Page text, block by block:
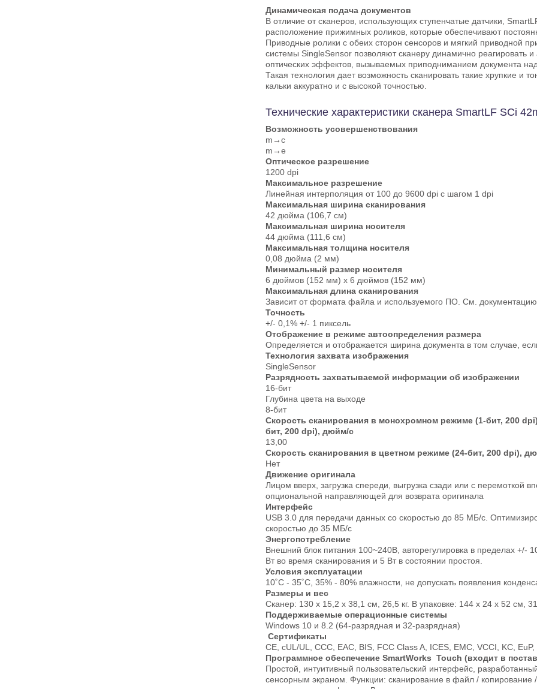
Динамическая подача документов
В отличие от сканеров, использующих ступенчатые датчики,
расположение прижимных роликов, которые обеспечивают
Приводные ролики с обеих сторон сенсоров и мягкий приводной
системы SingleSensor позволяют сканеру динамично реагировать
оптических эффектов, вызываемых приподниманием документа
Такая технология дает возможность сканировать такие хрупкие и
кальки аккуратно и с высокой точностью.
Технические характеристики сканера SmartLF SCi
Возможность усовершенствования
m→c
m→e
Оптическое разрешение
1200 dpi
Максимальное разрешение
Линейная интерполяция от 100 до 9600 dpi с шагом 1 dpi
Максимальная ширина сканирования
42 дюйма (106,7 см)
Максимальная ширина носителя
44 дюйма (111,6 см)
Максимальная толщина носителя
0,08 дюйма (2 мм)
Минимальный размер носителя
6 дюймов (152 мм) х 6 дюймов (152 мм)
Максимальная длина сканирования
Зависит от формата файла и используемого ПО. См.
Точность
+/- 0,1% +/- 1 пиксель
Отображение в режиме автоопределения размера
Определяется и отображается ширина документа в том случае,
Технология захвата изображения
SingleSensor
Разрядность захватываемой информации об изображении
16-бит
Глубина цвета на выходе
8-бит
Скорость сканирования в монохромном режиме (1-бит, 200
бит, 200 dpi), дюйм/с
13,00
Скорость сканирования в цветном режиме (24-бит, 200 dpi),
Нет
Движение оригинала
Лицом вверх, загрузка спереди, выгрузка сзади или с перемоткой
опциональной направляющей для возврата оригинала
Интерфейс
USB 3.0 для передачи данных со скоростью до 85 МБ/с.
скоростью до 35 МБ/с
Энергопотребление
Внешний блок питания 100~240В, авторегулировка в пределах +/-
Вт во время сканирования и 5 Вт в состоянии простоя.
Условия эксплуатации
10˚С - 35˚С, 35% - 80% влажности, не допускать появления
Размеры и вес
Сканер: 130 х 15,2 х 38,1 см, 26,5 кг. В упаковке: 144 х 24 х 52 см, 31
Поддерживаемые операционные системы
Windows 10 и 8.2 (64-разрядная и 32-разрядная)
Сертификаты
CE, cUL/UL, CCC, EAC, BIS, FCC Class A, ICES, EMC, VCCI, KC,
Программное обеспечение SmartWorks Touch (входит в
Простой, интуитивный пользовательский интерфейс,
сенсорным экраном. Функции: сканирование в файл / копирование